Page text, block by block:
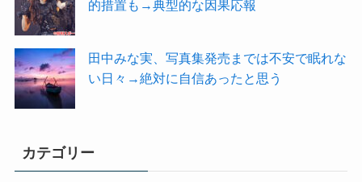
的措置も→典型的な因果応報
田中みな実、写真集発売までは不安で眠れな
い日々→絶対に自信あったと思う
カテゴリー